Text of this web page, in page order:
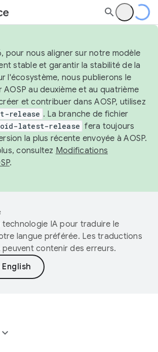
pour nous aligner sur notre modèle
stable et garantir la stabilité de la
l'écosystème, nous publierons le
au deuxième et au quatrième
et contribuer dans AOSP, utilisez
release . La branche de fichier
latest-release fera toujours
la plus récente envoyée à AOSP.
consultez Modifications
.
technologie IA pour traduire le
langue préférée. Les traductions
contenir des erreurs.